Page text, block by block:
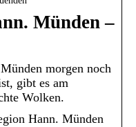
Münden –
morgen noch
gibt es am
Wolken.
Hann. Münden